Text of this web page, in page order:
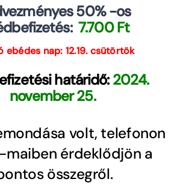
50% -os
7.700 Ft
ebédes nap: 12.19. csütörtök
határidő:2024.
november 25.
volt, telefonon
maiben érdeklődjön a
összegről.